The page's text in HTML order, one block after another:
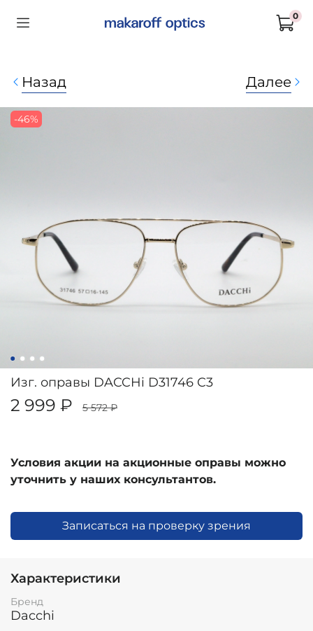
0
Назад Далее
-46%
Изг. оправы DACCHi D31746 C3
2 999 ₽ 5 572 ₽
Условия акции на акционные оправы можно
уточнить у наших консультантов.
Записаться на проверку зрения
Характеристики
Бренд
Dacchi